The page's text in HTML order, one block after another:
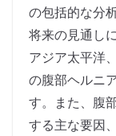
の包括的な分
将来の見通し
アジア太平洋
の腹部ヘルニ
す。また、腹
する主な要因